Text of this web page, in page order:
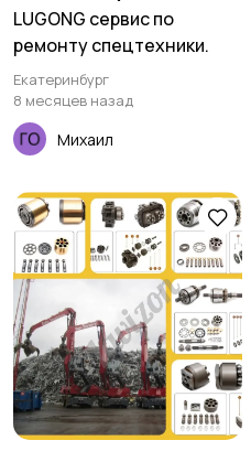
LUGONG сервис по
ремонту спецтехники.
Екатеринбург
8 месяцев назад
Михаил